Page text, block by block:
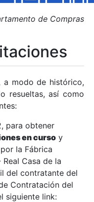
de Compras
a modo de histórico,
resueltas, así como
para obtener
en curso y
la Fábrica
Casa de la
del contratante del
Contratación del
siguiente link: